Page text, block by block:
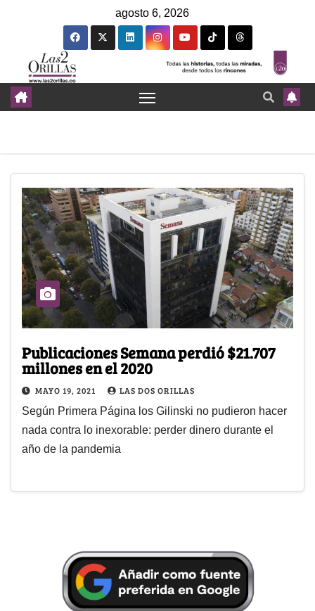
agosto 6, 2026
Publicaciones Semana perdió $21.707
millones en el 2020
MAYO 19, 2021 LAS DOS ORILLAS
Según Primera Página los Gilinski no pudieron hacer
nada contra lo inexorable: perder dinero durante el
año de la pandemia